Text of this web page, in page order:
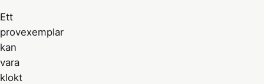
Ett
provexemplar
kan
vara
klokt